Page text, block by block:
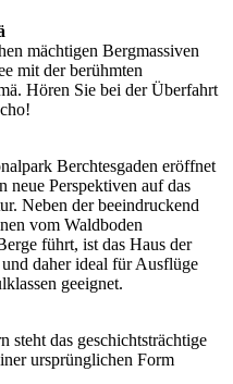
mächtigen Bergmassiven
mit der berühmten
Hören Sie bei der Überfahrt
Berchtesgaden eröffnet
neue Perspektiven auf das
Neben der beeindruckend
vom Waldboden
führt, ist das Haus der
daher ideal für Ausflüge
geeignet.
steht das geschichtsträchtige
ursprünglichen Form